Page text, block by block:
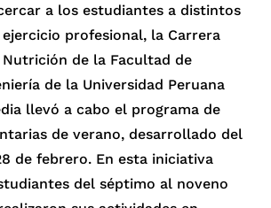
a los estudiantes a distintos
profesional, la Carrera
de la Facultad de
de la Universidad Peruana
llevó a cabo el programa de
de verano, desarrollado del
de febrero. En esta iniciativa
del séptimo al noveno